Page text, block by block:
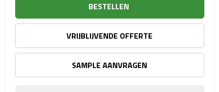
Sporttassen
Schoenentassen
BESTELLEN
VRIJBLIJVENDE OFFERTE
SAMPLE AANVRAGEN